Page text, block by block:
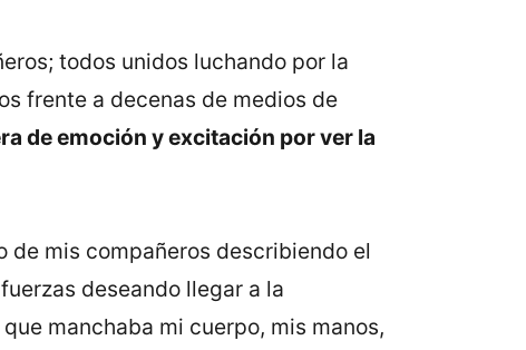
todos unidos luchando por la
frente a decenas de medios de
de emoción y excitación por ver la
de mis compañeros describiendo el
deseando llegar a la
manchaba mi cuerpo, mis manos,